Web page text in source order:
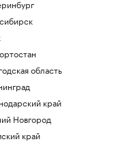
область
край
Новгород
край